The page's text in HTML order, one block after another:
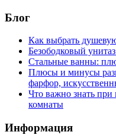
Блог
Как выбрать
Безободковый
Стальные ванны:
Плюсы и минусы
фарфор,
Что важно знать
комнаты
Информация